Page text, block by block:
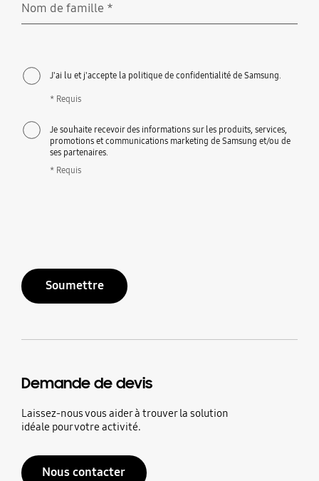
Nom de famille *
J'ai lu et j'accepte la politique de confidentialité de Samsung.
* Requis
Je souhaite recevoir des informations sur les produits, services,
promotions et communications marketing de Samsung et/ou de
ses partenaires.
* Requis
Soumettre
Demande de devis
Laissez-nous vous aider à trouver la solution
idéale pour votre activité.
Nous contacter